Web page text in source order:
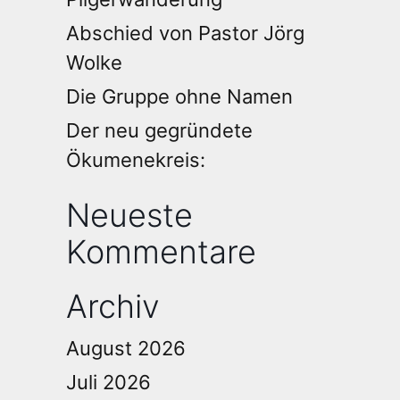
Abschied von Pastor Jörg
Wolke
Die Gruppe ohne Namen
Der neu gegründete
Ökumenekreis:
Neueste
Kommentare
Archiv
August 2026
Juli 2026